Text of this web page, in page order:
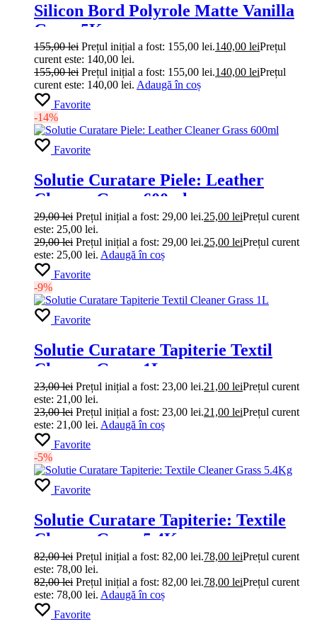
Silicon Bord Polyrole Matte Vanilla
Grass 5Kg
155,00lei Prețul inițial a fost: 155,00 lei.140,00 leiPrețul
curent este: 140,00 lei.
155,00lei Prețul inițial a fost: 155,00 lei.140,00 leiPrețul
curent este: 140,00 lei. Adaugă în coș
Favorite
-14%
Favorite
Solutie Curatare Piele: Leather
Cleaner Grass 600ml
29,00lei Prețul inițial a fost: 29,00 lei.25,00 leiPrețul curent
este: 25,00 lei.
29,00lei Prețul inițial a fost: 29,00 lei.25,00 leiPrețul curent
este: 25,00 lei. Adaugă în coș
Favorite
-9%
Favorite
Solutie Curatare Tapiterie Textil
Cleaner Grass 1L
23,00lei Prețul inițial a fost: 23,00 lei.21,00 leiPrețul curent
este: 21,00 lei.
23,00lei Prețul inițial a fost: 23,00 lei.21,00 leiPrețul curent
este: 21,00 lei. Adaugă în coș
Favorite
-5%
Favorite
Solutie Curatare Tapiterie: Textile
Cleaner Grass 5.4Kg
82,00lei Prețul inițial a fost: 82,00 lei.78,00 leiPrețul curent
este: 78,00 lei.
82,00lei Prețul inițial a fost: 82,00 lei.78,00 leiPrețul curent
este: 78,00 lei. Adaugă în coș
Favorite